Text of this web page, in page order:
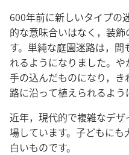
600年前に新しいタイプの
的な意味合いはなく，装
す。単純な庭園迷路は，
れるようになりました。
手の込んだものになり，
路に沿って植えられるよう
近年，現代的で複雑なデ
場しています。子どもに
白いものです。